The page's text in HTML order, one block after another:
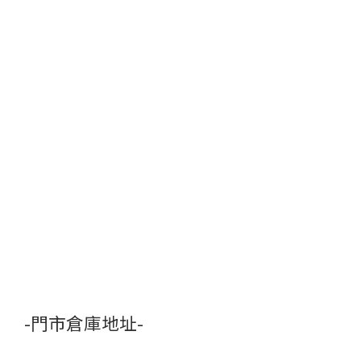
-門市倉庫地址-